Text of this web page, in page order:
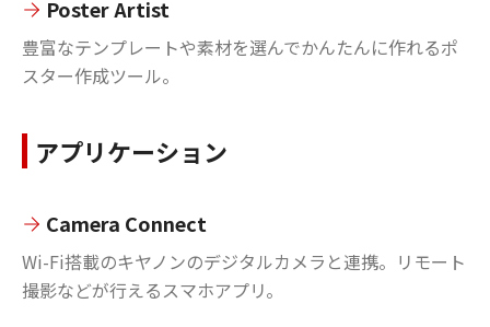
Poster Artist
豊富なテンプレートや素材を選んでかんたんに作れるポ
スター作成ツール。
アプリケーション
Camera Connect
Wi-Fi搭載のキヤノンのデジタルカメラと連携。リモート
撮影などが行えるスマホアプリ。